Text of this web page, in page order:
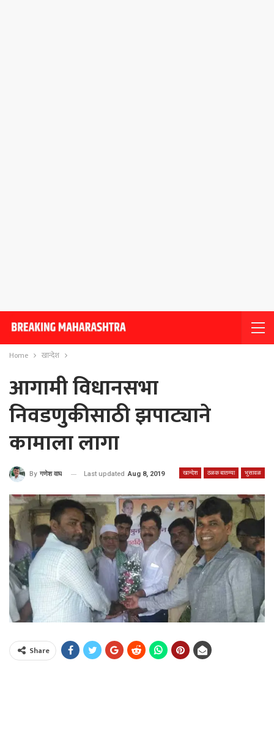
Home खान्देश
आगामी विधानसभा
निवडणुकीसाठी झपाट्याने
कामाला लागा
खान्देश ठळक बातम्या भुसावळ
By गणेश वाघ Last updated Aug 8, 2019
Share